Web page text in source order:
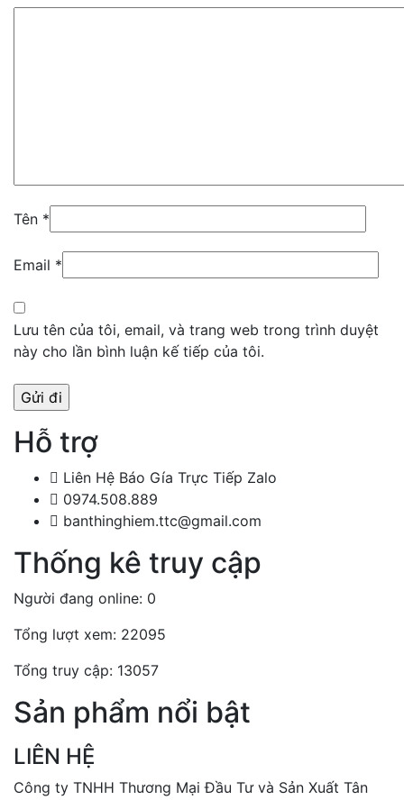
Tên *
Email *
Lưu tên của tôi, email, và trang web trong trình duyệt
này cho lần bình luận kế tiếp của tôi.
Hỗ trợ
Liên Hệ Báo Gía Trực Tiếp Zalo
0974.508.889
banthinghiem.ttc@gmail.com
Thống kê truy cập
Người đang online: 0
Tổng lượt xem: 22095
Tổng truy cập: 13057
Sản phẩm nổi bật
LIÊN HỆ
Công ty TNHH Thương Mại Đầu Tư và Sản Xuất Tân